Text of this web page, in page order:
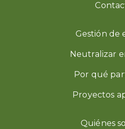
Gestión de
Neutralizar
Por qué
Proyectos
Quiénes